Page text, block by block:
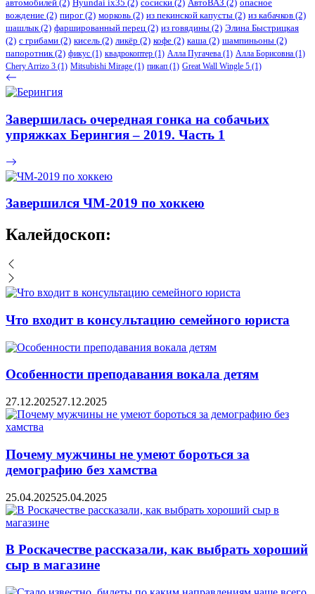
автомобилей (2) ​Hyundai ix35 (2) сосиски (2) АвтоВАЗ (2) опасное
вождение (2) пирог (2) морковь (2) из пекинской капусты (2) из кабачков (2)
шашлык(2) фаршированный перец (2) из говядины (2) Элина Быстрицкая
(2) с грибами (2) кисель (2) ликёр (2) кофе (2) каша (2) шампиньоны (2)
папоротник(2) фикус (1) квадрокоптер (1) Алла Пугачева (1) Алла Борисовна (1)
Chery Arrizo 3 (1) Mitsubishi Mirage (1) пикап (1) Great Wall Wingle 5 (1)
Завершилась очередная гонка на собачьих
упряжках Берингия – 2019. Часть 1
Завершился ЧМ-2019 по хоккею
Калейдоскоп:
Что входит в консультацию семейного юриста
Особенности преподавания вокала детям
27.12.202527.12.2025
Почему мужчины не умеют бороться за
демографию без хамства
25.04.202525.04.2025
В Роскачестве рассказали, как выбрать хороший
сыр в магазине